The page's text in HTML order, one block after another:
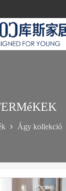
Ágy kollekció